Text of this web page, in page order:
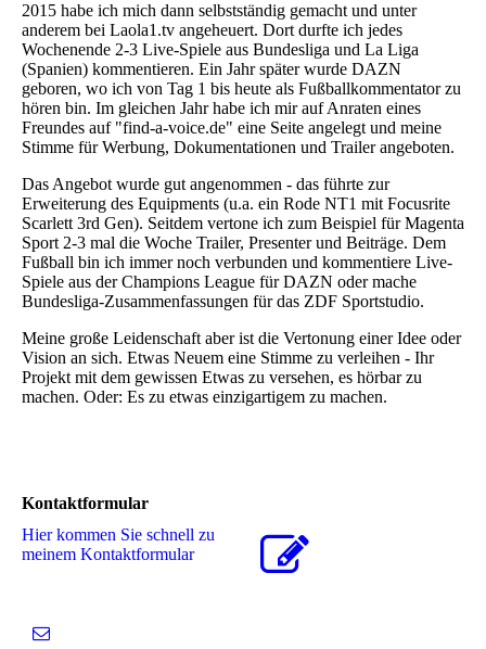
2015 habe ich mich dann selbstständig gemacht und unter
anderem bei Laola1.tv angeheuert. Dort durfte ich jedes
Wochenende 2-3 Live-Spiele aus Bundesliga und La Liga
(Spanien) kommentieren. Ein Jahr später wurde DAZN
geboren, wo ich von Tag 1 bis heute als Fußballkommentator zu
hören bin. Im gleichen Jahr habe ich mir auf Anraten eines
Freundes auf "find-a-voice.de" eine Seite angelegt und meine
Stimme für Werbung, Dokumentationen und Trailer angeboten.
Das Angebot wurde gut angenommen - das führte zur
Erweiterung des Equipments (u.a. ein Rode NT1 mit Focusrite
Scarlett 3rd Gen). Seitdem vertone ich zum Beispiel für Magenta
Sport 2-3 mal die Woche Trailer, Presenter und Beiträge. Dem
Fußball bin ich immer noch verbunden und kommentiere Live-
Spiele aus der Champions League für DAZN oder mache
Bundesliga-Zusammenfassungen für das ZDF Sportstudio.
Meine große Leidenschaft aber ist die Vertonung einer Idee oder
Vision an sich. Etwas Neuem eine Stimme zu verleihen - Ihr
Projekt mit dem gewissen Etwas zu versehen, es hörbar zu
machen. Oder: Es zu etwas einzigartigem zu machen.
Kontaktformular
Hier kommen Sie schnell zu
meinem Kon­takt­for­mu­lar